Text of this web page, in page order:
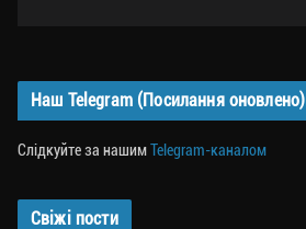
Наш Telegram (Посилання оновлено)
Слідкуйте за нашимTelegram-каналом
Свіжі пости